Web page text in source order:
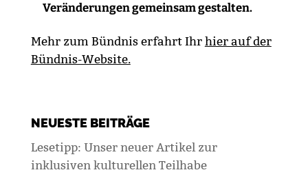
Veränderungen gemeinsam gestalten.
Mehr zum Bündnis erfahrt Ihr hier auf der
Bündnis-Website.
NEUESTE BEITRÄGE
Lesetipp: Unser neuer Artikel zur
inklusiven kulturellen Teilhabe